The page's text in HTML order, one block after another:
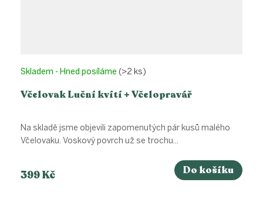
Včelovak Luční kvítí + Včelopravář
Skladem - Hned posíláme (>2 ks)
399 Kč Do košíku
Na skladě jsme objevili zapomenutých pár kusů malého
Včelovaku. Voskový povrch už se trochu...